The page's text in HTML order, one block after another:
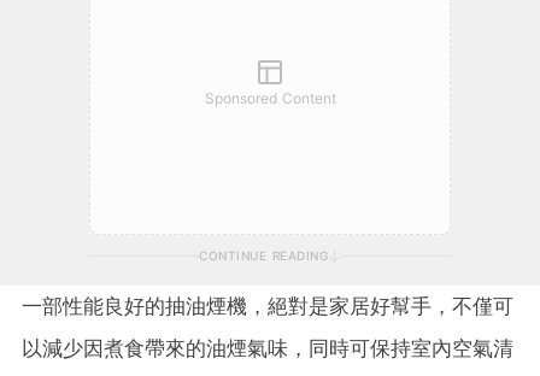
Sponsored Content
CONTINUE READING
一部性能良好的抽油煙機，絕對是家居好幫手，不僅可
以減少因煮食帶來的油煙氣味，同時可保持室內空氣清